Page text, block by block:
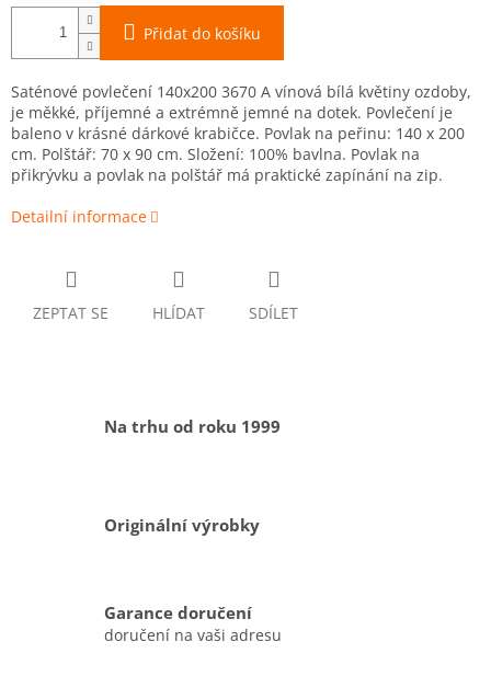
Přidat do košíku
Saténové povlečení 140x200 3670 A vínová bílá květiny ozdoby,
je měkké, příjemné a extrémně jemné na dotek. Povlečení je
baleno v krásné dárkové krabičce. Povlak na peřinu: 140 x 200
cm. Polštář: 70 x 90 cm. Složení: 100% bavlna. Povlak na
přikrývku a povlak na polštář má praktické zapínání na zip.
Detailní informace
ZEPTAT SE HLÍDAT SDÍLET
Na trhu od roku 1999
Originální výrobky
Garance doručení
doručení na vaši adresu